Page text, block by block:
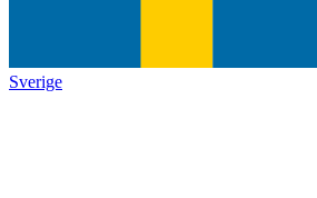
Sverige